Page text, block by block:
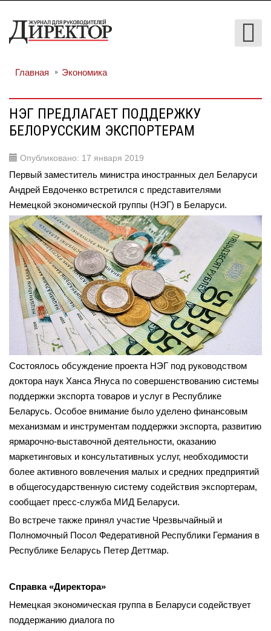
Главная Экономика
НЭГ ПРЕДЛАГАЕТ ПОДДЕРЖКУ
БЕЛОРУССКИМ ЭКСПОРТЕРАМ
Опубликовано: 17 января 2019
Первый заместитель министра иностранных дел Беларуси
Андрей Евдоченко встретился с представителями
Немецкой экономической группы (НЭГ) в Беларуси.
Состоялось обсуждение проекта НЭГ под руководством
доктора наук Ханса Януса по совершенствованию системы
поддержки экспорта товаров и услуг в Республике
Беларусь. Особое внимание было уделено финансовым
механизмам и инструментам поддержки экспорта, развитию
ярмарочно-выставочной деятельности, оказанию
маркетинговых и консультативных услуг, необходимости
более активного вовлечения малых и средних предприятий
в общегосударственную систему содействия экспортерам,
сообщает пресс-служба МИД Беларуси.
Во встрече также принял участие Чрезвычайный и
Полномочный Посол Федеративной Республики Германия в
Республике Беларусь Петер Деттмар.
Справка «Директора»
Немецкая экономическая группа в Беларуси содействует
поддержанию диалога по